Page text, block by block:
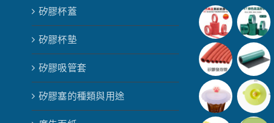
矽膠杯蓋
矽膠杯墊
矽膠吸管套
矽膠塞的種類與用途